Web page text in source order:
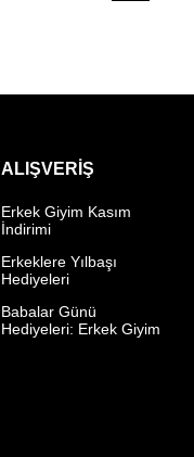
ALIŞVERIŞ
Erkek Giyim Kasım
İndirimi
Erkeklere Yılbaşı
Hediyeleri
Babalar Günü
Hediyeleri: Erkek Giyim